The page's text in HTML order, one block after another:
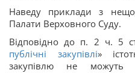
Наведу приклади з
Палати Верховного Суду.
Відповідно до п. 2 ч. 5
публічні закупівлі»
закупівлю не можуть